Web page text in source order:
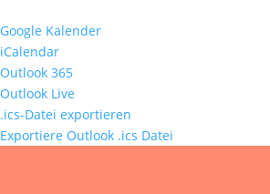
Google Kalender
iCalendar
Outlook 365
Outlook Live
.ics-Datei exportieren
Exportiere Outlook .ics Datei